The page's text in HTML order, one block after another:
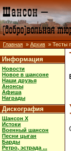
Главная » Архив » Тесты
Информация
Новости
Новое в шансоне
Наши друзья
Анонсы
Афиша
Награды
Дискография
Шансон X
Истоки
Военный шансон
Песни цыган
Барды
Ретро, эстрада ...